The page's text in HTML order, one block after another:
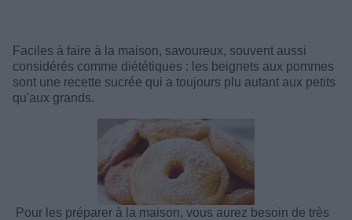
Faciles à faire à la maison, savoureux, souvent aussi
considérés comme diététiques : les beignets aux pommes
sont une recette sucrée qui a toujours plu autant aux petits
qu'aux grands.
Pour les préparer à la maison, vous aurez besoin de très